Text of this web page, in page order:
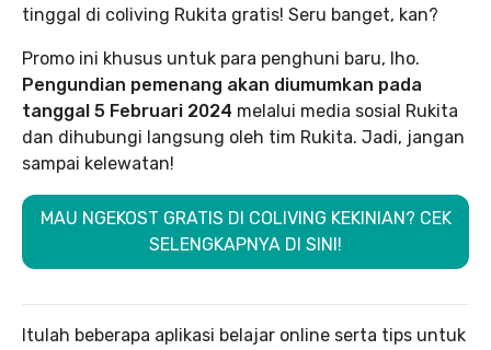
tinggal di coliving Rukita gratis! Seru banget, kan?
Promo ini khusus untuk para penghuni baru, lho.
Pengundian pemenang akan diumumkan pada
tanggal 5 Februari 2024 melalui media sosial Rukita
dan dihubungi langsung oleh tim Rukita. Jadi, jangan
sampai kelewatan!
MAU NGEKOST GRATIS DI COLIVING KEKINIAN? CEK
SELENGKAPNYA DI SINI!
Itulah beberapa aplikasi belajar online serta tips untuk